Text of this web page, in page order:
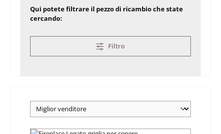
Qui potete filtrare il pezzo di ricambio che state
cercando:
Filtro